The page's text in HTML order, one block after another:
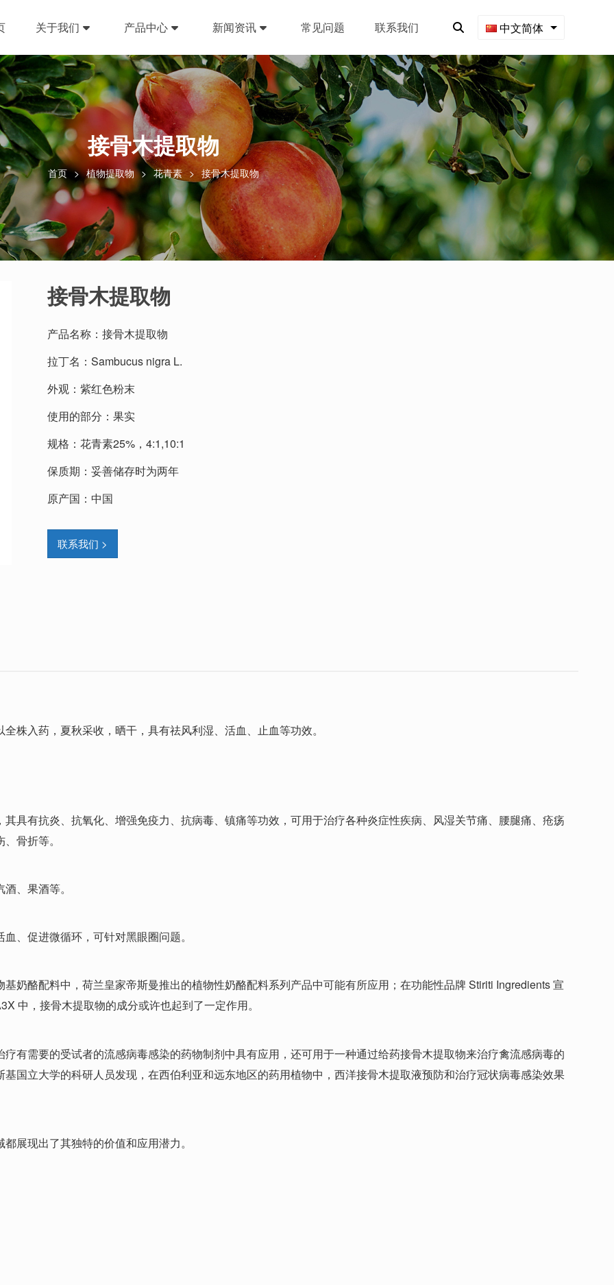
关于我们 产品中心 新闻资讯 常见问题 联系我们 中文简体
接⻣木提取物
首页 植物提取物 花⻘素 接⻣木提取物
接⻣木提取物
产品名称：接骨木提取物
拉丁名： Sambucus nigra L.
外观：紫红色粉末
使用的部分：果实
规格：花青素25%，4:1,10:1
保质期：妥善储存时为两年
原产国：中国
联系我们 >
株入药，夏秋采收，晒干，具有祛风利湿、活血、止血等功效。
具有抗炎、抗氧化、增强免疫力、抗病毒、镇痛等功效，可用于治疗各种炎症性疾病、风湿关节痛、腰腿痛、疮疡
骨折等。
、果酒等。
、促进微循环，可针对黑眼圈问题。
奶酪配料中，荷兰皇家帝斯曼推出的植物性奶酪配料系列产品中可能有所应用；在功能性品牌 Stiriti Ingredients 宣
中，接骨木提取物的成分或许也起到了一定作用。
有需要的受试者的流感病毒感染的药物制剂中具有应用，还可用于一种通过给药接骨木提取物来治疗禽流感病毒的
国立大学的科研人员发现，在西伯利亚和远东地区的药用植物中，西洋接骨木提取液预防和治疗冠状病毒感染效果
展现出了其独特的价值和应用潜力。